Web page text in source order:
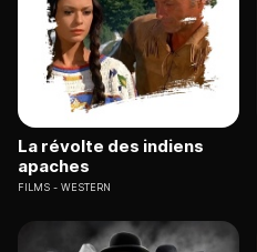
La révolte des indiens
apaches
FILMS WESTERN